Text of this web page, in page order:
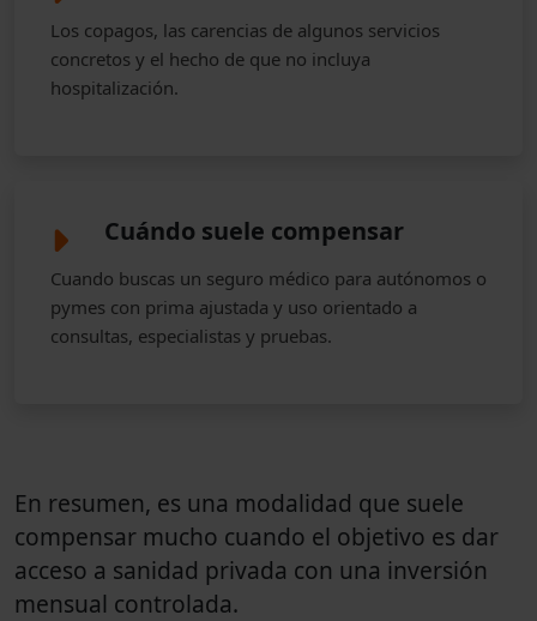
Los copagos, las carencias de algunos servicios
concretos y el hecho de que no incluya
hospitalización.
Cuándo suele compensar
Cuando buscas un seguro médico para autónomos o
pymes con prima ajustada y uso orientado a
consultas, especialistas y pruebas.
En resumen, es una modalidad que suele
compensar mucho cuando el objetivo es dar
acceso a sanidad privada con una inversión
mensual controlada.